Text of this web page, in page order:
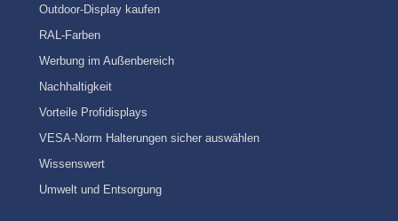
Outdoor-Display kaufen
RAL-Farben
Werbung im Außenbereich
Nachhaltigkeit
Vorteile Profidisplays
VESA-Norm Halterungen sicher auswählen
Wissenswert
Umwelt und Entsorgung